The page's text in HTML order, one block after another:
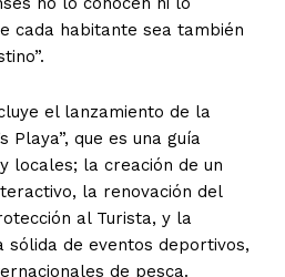
cada habitante sea también
el lanzamiento de la
Playa”, que es una guía
locales; la creación de un
la renovación del
al Turista, y la
sólida de eventos deportivos,
de pesca.